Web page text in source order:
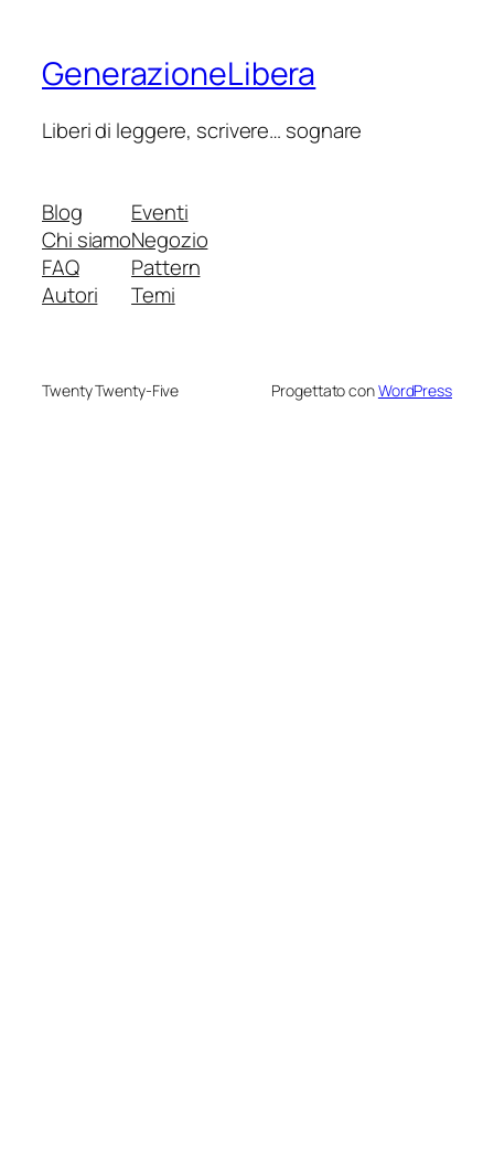
GenerazioneLibera
Liberi di leggere, scrivere… sognare
Blog
Chi siamo
FAQ
Autori
Eventi
Negozio
Pattern
Temi
Twenty Twenty-Five Progettato conWordPress